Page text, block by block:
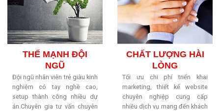
THẾ MẠNH ĐỘI
NGŨ
Đội ngũ nhân viên trẻ giàu kinh
nghiệm có tay nghề cao,
setup thành công nhiều dự
án.Chuyên gia tư vấn chuyên
CHẤT LƯỢNG HÀI
LÒNG
Tối ưu chi phí triển khai
marketing, thiết kế website
chuyên nghiệp cung cấp
nhiều dịch vụ mang đến khách